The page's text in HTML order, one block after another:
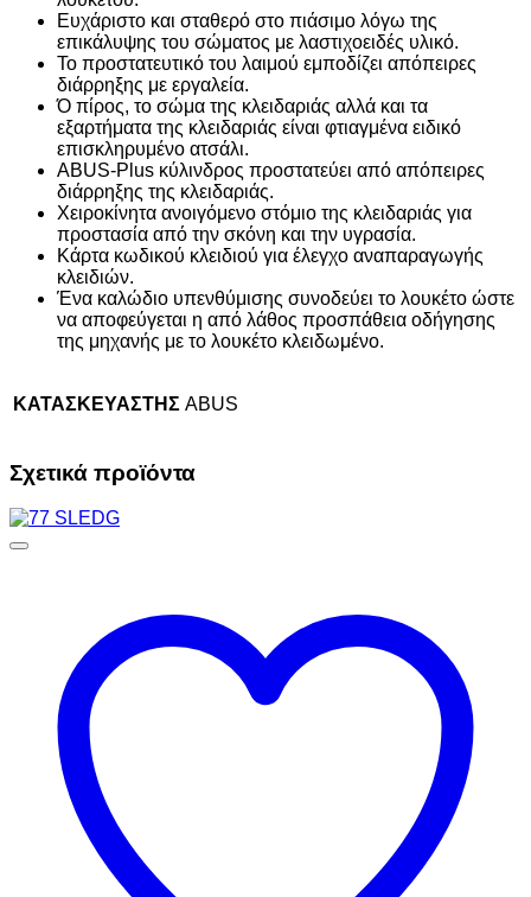
Ευχάριστο και σταθερό στο πιάσιμο λόγω της
επικάλυψης του σώματος με λαστιχοειδές υλικό.
Το προστατευτικό του λαιμού εμποδίζει απόπειρες
διάρρηξης με εργαλεία.
Ό πίρος, το σώμα της κλειδαριάς αλλά και τα
εξαρτήματα της κλειδαριάς είναι φτιαγμένα ειδικό
επισκληρυμένο ατσάλι.
ABUS-Plus κύλινδρος προστατεύει από απόπειρες
διάρρηξης της κλειδαριάς.
Χειροκίνητα ανοιγόμενο στόμιο της κλειδαριάς για
προστασία από την σκόνη και την υγρασία.
Κάρτα κωδικού κλειδιού για έλεγχο αναπαραγωγής
κλειδιών.
Ένα καλώδιο υπενθύμισης συνοδεύει το λουκέτο ώστε
να αποφεύγεται η από λάθος προσπάθεια οδήγησης
της μηχανής με το λουκέτο κλειδωμένο.
ΚΑΤΑΣΚΕΥΑΣΤΗΣ ABUS
Σχετικά προϊόντα